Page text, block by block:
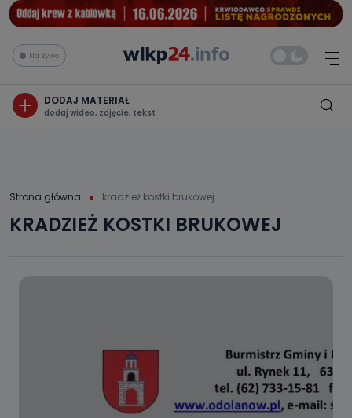
Na żywo
DODAJ MATERIAŁ
dodaj wideo, zdjęcie, tekst
Strona główna kradzież kostki brukowej
KRADZIEŻ KOSTKI BRUKOWEJ